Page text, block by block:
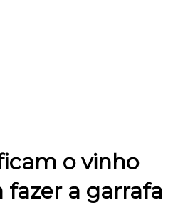
o vinho
fazer a garrafa